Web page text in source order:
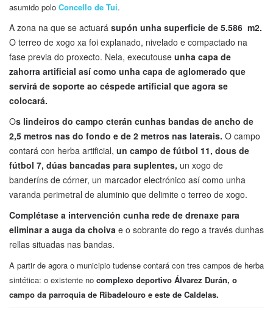
asumido polo Concello de Tui.
A zona na que se actuará supón unha superficie de 5.586 m2.
O terreo de xogo xa foi explanado, nivelado e compactado na
fase previa do proxecto. Nela, executouse unha capa de
zahorra artificial así como unha capa de aglomerado que
servirá de soporte ao céspede artificial que agora se
colocará.
Os lindeiros do campo cterán cunhas bandas de ancho de
2,5 metros nas do fondo e de 2 metros nas laterais. O campo
contará con herba artificial, un campo de fútbol 11, dous de
fútbol 7, dúas bancadas para suplentes, un xogo de
banderíns de córner, un marcador electrónico así como unha
varanda perimetral de aluminio que delimite o terreo de xogo.
Complétase a intervención cunha rede de drenaxe para
eliminar a auga da choiva e o sobrante do rego a través dunhas
rellas situadas nas bandas.
A partir de agora o municipio tudense contará con tres campos de herba
sintética: o existente no complexo deportivo Álvarez Durán, o
campo da parroquia de Ribadelouro e este de Caldelas.